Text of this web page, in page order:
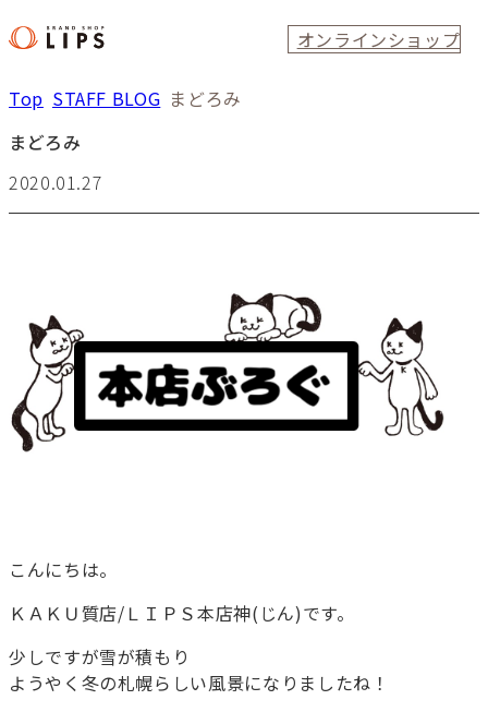
オンラインショップ
Top STAFF BLOG まどろみ
まどろみ
2020.01.27
こんにちは。
ＫＡＫＵ質店/ＬＩＰＳ本店神(じん)です。
少しですが雪が積もり
ようやく冬の札幌らしい風景になりましたね！